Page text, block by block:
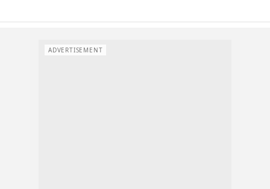
ADVERTISEMENT